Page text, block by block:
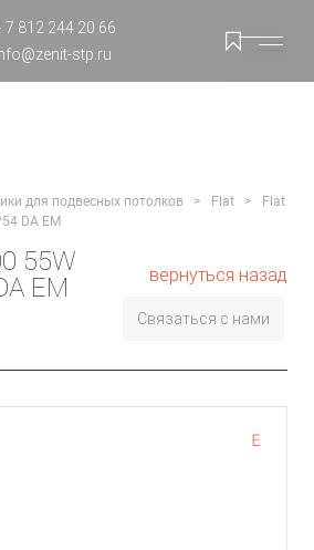
7 812 244 20 66
stp.ru
для подвесных потолков
Flat
Flat
DA EM
55W
EM
Связаться с нами
вернуться назад